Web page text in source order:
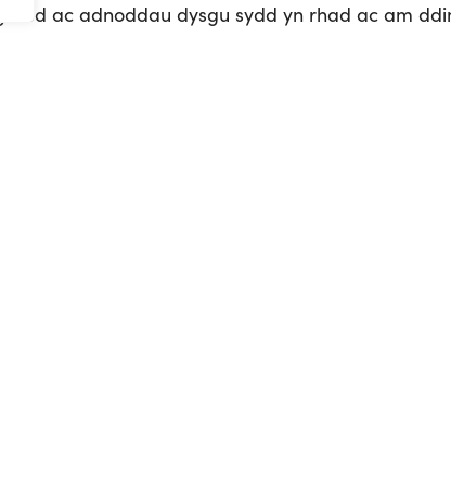
ac adnoddau dysgu sydd yn rhad ac am